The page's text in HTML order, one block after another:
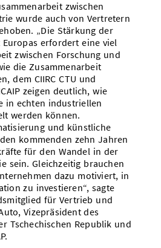
zwischen
wurde auch von Vertretern
„Die Stärkung der
erfordert eine viel
zwischen Forschung und
die Zusammenarbeit
dem CIIRC CTU und
zeigen deutlich, wie
in echten industriellen
werden können.
und künstliche
kommenden zehn Jahren
für den Wandel in der
sein. Gleichzeitig brauchen
dazu motiviert, in
zu investieren“, sagte
für Vertrieb und
Vizepräsident des
Tschechischen Republik und